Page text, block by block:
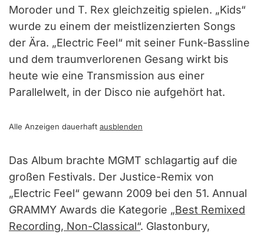
Moroder und T. Rex gleichzeitig spielen. „Kids“
wurde zu einem der meistlizenzierten Songs
der Ära. „Electric Feel“ mit seiner Funk-Bassline
und dem traumverlorenen Gesang wirkt bis
heute wie eine Transmission aus einer
Parallelwelt, in der Disco nie aufgehört hat.
Alle Anzeigen dauerhaft ausblenden
Das Album brachte MGMT schlagartig auf die
großen Festivals. Der Justice-Remix von
„Electric Feel“ gewann 2009 bei den 51. Annual
GRAMMY Awards die Kategorie „Best Remixed
Recording, Non-Classical“. Glastonbury,